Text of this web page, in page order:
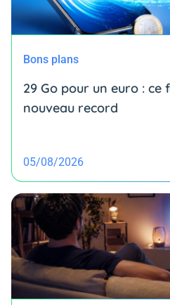
Bons plans
29 Go pour un euro :
nouveau record
05/08/2026